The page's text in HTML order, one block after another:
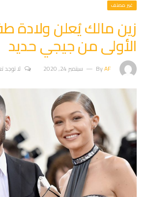
غير مصنف
زين مالك يُعلن ولادة
الأولى من جيجي حديد
ByAF سبتمبر 24, 2020 لا توجد